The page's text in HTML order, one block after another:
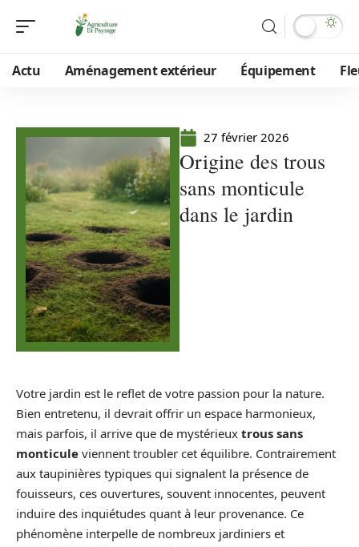
Actu Aménagement extérieur Équipement
27 février 2026
Origine des trous
sans monticule
dans le jardin
Votre jardin est le reflet de votre passion pour la nature.
Bien entretenu, il devrait offrir un espace harmonieux,
mais parfois, il arrive que de mystérieux trous sans
monticule viennent troubler cet équilibre. Contrairement
aux taupinières typiques qui signalent la présence de
fouisseurs, ces ouvertures, souvent innocentes, peuvent
induire des inquiétudes quant à leur provenance. Ce
phénomène interpelle de nombreux jardiniers et